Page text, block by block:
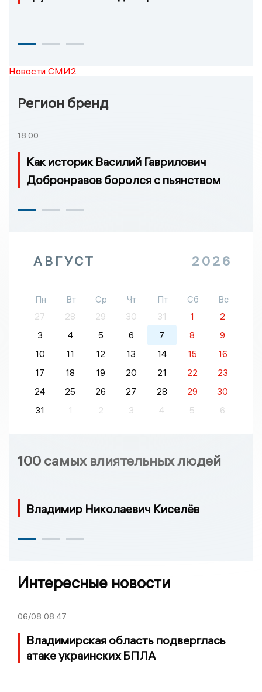
Новости СМИ2
Регион бренд
18:00
Как историк Василий Гаврилович
Добронравов боролся с пьянством
АВГУСТ 2026
Пн Вт Ср Чт Пт Сб
Вс
27
28 29 30 31 1
2
3
4 5 6 7 8
9
10
11 12 13 14 15
16
17
18 19 20 21 22
23
24
25 26 27 28 29
30
31
1 2 3 4 5 6
100 самых влиятельных людей
Владимир Николаевич Киселёв
Интересные новости
06/08 08:47
Владимирская область подверглась
атаке украинских БПЛА